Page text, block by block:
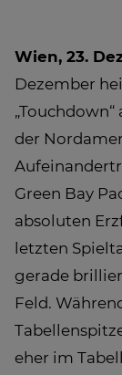
Wien, 23.
Dezember
der
Green Bay
absoluten
letzten
gerade
Feld.
eher im